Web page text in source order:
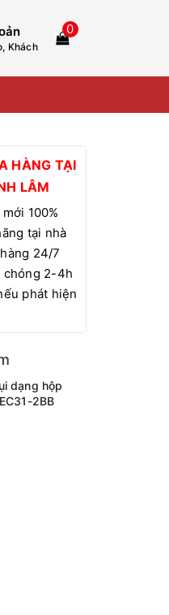
Khách
0
HÀNG TẠI
LÂM
100%
tại nhà
24/7
chóng 2-4h
phát hiện
dạng hộp
2BB